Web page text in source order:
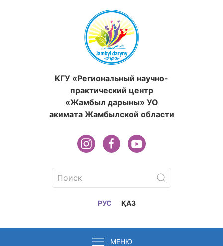
КГУ «Региональный научно-
практический центр
«Жамбыл дарыны» УО
акимата Жамбылской области
РУС ҚАЗ
МЕНЮ